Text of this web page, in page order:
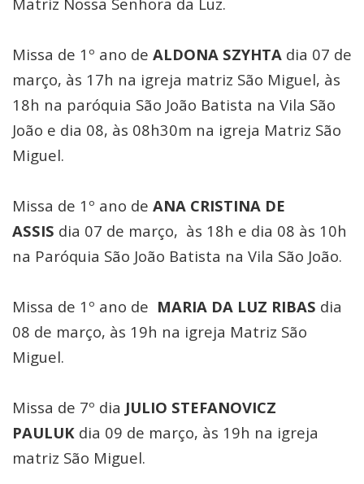
Missa de 1º ano de ALDONA SZYHTA dia 07 de
março, às 17h na igreja matriz São Miguel, às
18h na paróquia São João Batista na Vila São
João e dia 08, às 08h30m na igreja Matriz São
Miguel.
Missa de 1º ano de ANA CRISTINA DE
ASSIS dia 07 de março, às 18h e dia 08 às 10h
na Paróquia São João Batista na Vila São João.
Missa de 1º ano de MARIA DA LUZ RIBAS dia
08 de março, às 19h na igreja Matriz São
Miguel.
Missa de 7º dia JULIO STEFANOVICZ
PAULUK dia 09 de março, às 19h na igreja
matriz São Miguel.